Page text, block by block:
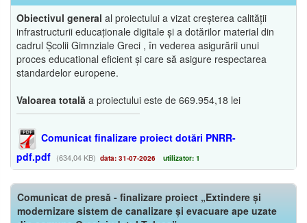
Obiectivul general al proiectului a vizat creșterea calității
infrastructurii educaționale digitale și a dotărilor material din
cadrul Școlii Gimnziale Greci , în vederea asigurării unui
proces educational eficient și care să asigure respectarea
standardelor europene.
Valoarea totală a proiectului este de 669.954,18 lei
Comunicat finalizare proiect dotări PNRR-
pdf.pdf (634,04 KB) data: 31-07-2026 utilizator: 1
Comunicat de presă - finalizare proiect „Extindere și
modernizare sistem de canalizare și evacuare ape uzate